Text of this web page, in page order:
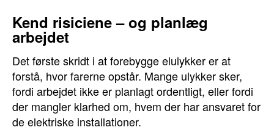
Kend risiciene – og planlæg
arbejdet
Det første skridt i at forebygge elulykker er at
forstå, hvor farerne opstår. Mange ulykker sker,
fordi arbejdet ikke er planlagt ordentligt, eller fordi
der mangler klarhed om, hvem der har ansvaret for
de elektriske installationer.